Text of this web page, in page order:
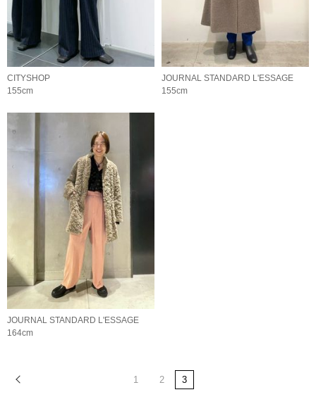
CITYSHOP
155cm
JOURNAL STANDARD L'ESSAGE
155cm
JOURNAL STANDARD L'ESSAGE
164cm
1 2 3